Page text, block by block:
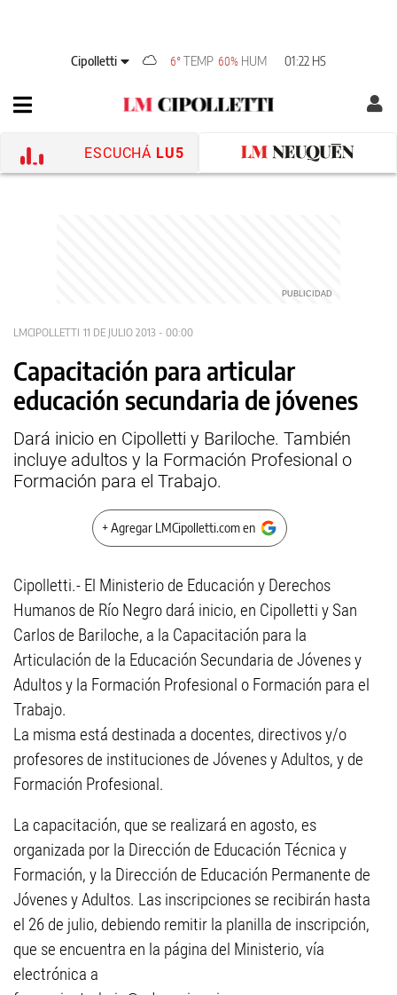
Cipolletti 6°TEMP 60% HUM 01:22 HS
ESCUCHÁ LU5
LMCIPOLLETTI 11 DE JULIO 2013 - 00:00
Capacitación para articular
educación secundaria de jóvenes
Dará inicio en Cipolletti y Bariloche. También
incluye adultos y la Formación Profesional o
Formación para el Trabajo.
+ Agregar LMCipolletti.com en
Cipolletti.- El Ministerio de Educación y Derechos
Humanos de Río Negro dará inicio, en Cipolletti y San
Carlos de Bariloche, a la Capacitación para la
Articulación de la Educación Secundaria de Jóvenes y
Adultos y la Formación Profesional o Formación para el
Trabajo.
La misma está destinada a docentes, directivos y/o
profesores de instituciones de Jóvenes y Adultos, y de
Formación Profesional.
La capacitación, que se realizará en agosto, es
organizada por la Dirección de Educación Técnica y
Formación, y la Dirección de Educación Permanente de
Jóvenes y Adultos. Las inscripciones se recibirán hasta
el 26 de julio, debiendo remitir la planilla de inscripción,
que se encuentra en la página del Ministerio, vía
electrónica a